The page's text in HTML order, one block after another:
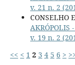
v. 21 n. 2
CONSELHO
AKRÓPOLIS
v. 19 n. 2
<< < 1 2 3 4 5 6 >